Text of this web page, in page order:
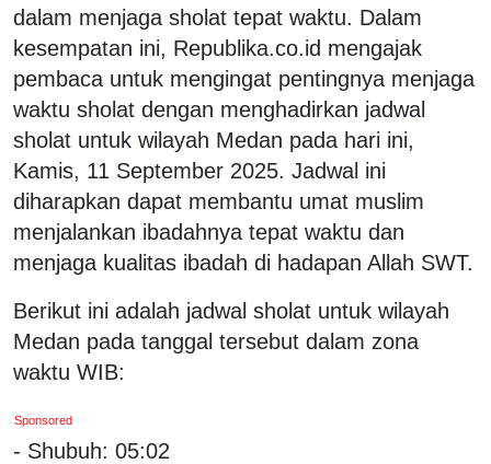
dalam menjaga sholat tepat waktu. Dalam
kesempatan ini, Republika.co.id mengajak
pembaca untuk mengingat pentingnya menjaga
waktu sholat dengan menghadirkan jadwal
sholat untuk wilayah Medan pada hari ini,
Kamis, 11 September 2025. Jadwal ini
diharapkan dapat membantu umat muslim
menjalankan ibadahnya tepat waktu dan
menjaga kualitas ibadah di hadapan Allah SWT.
Berikut ini adalah jadwal sholat untuk wilayah
Medan pada tanggal tersebut dalam zona
waktu WIB:
Sponsored
- Shubuh: 05:02